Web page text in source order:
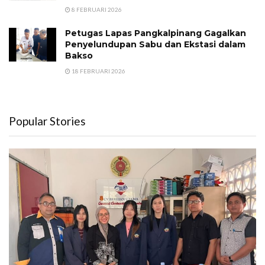
8 FEBRUARI 2026
Petugas Lapas Pangkalpinang Gagalkan
Penyelundupan Sabu dan Ekstasi dalam
Bakso
18 FEBRUARI 2026
Popular Stories